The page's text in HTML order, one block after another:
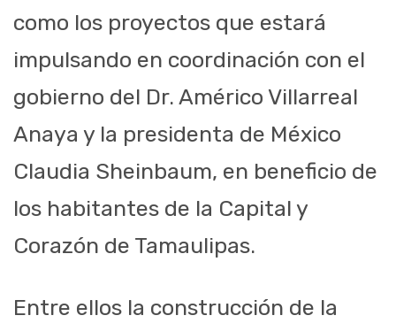
como los proyectos que estará
impulsando en coordinación con el
gobierno del Dr. Américo Villarreal
Anaya y la presidenta de México
Claudia Sheinbaum, en beneficio de
los habitantes de la Capital y
Corazón de Tamaulipas.
Entre ellos la construcción de la